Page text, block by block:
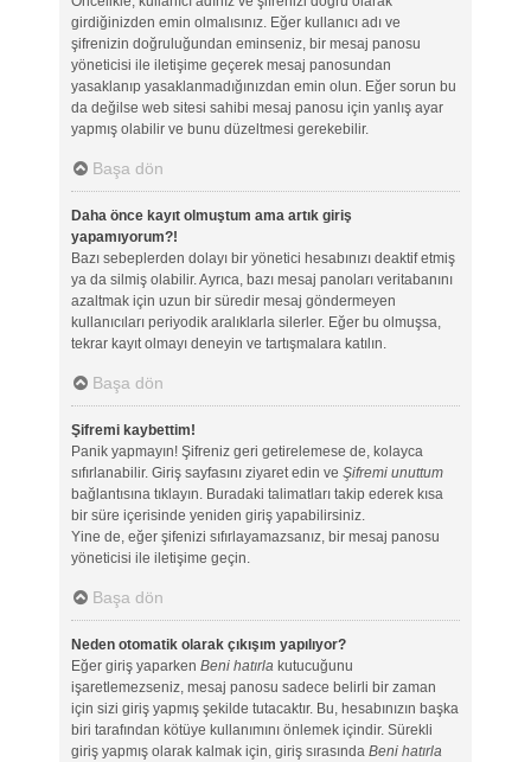
girdiğinizden emin olmalısınız. Eğer kullanıcı adı ve
şifrenizin doğruluğundan eminseniz, bir mesaj panosu
yöneticisi ile iletişime geçerek mesaj panosundan
yasaklanıp yasaklanmadığınızdan emin olun. Eğer sorun bu
da değilse web sitesi sahibi mesaj panosu için yanlış ayar
yapmış olabilir ve bunu düzeltmesi gerekebilir.
Başa dön
Daha önce kayıt olmuştum ama artık giriş
yapamıyorum?!
Bazı sebeplerden dolayı bir yönetici hesabınızı deaktif etmiş
ya da silmiş olabilir. Ayrıca, bazı mesaj panoları veritabanını
azaltmak için uzun bir süredir mesaj göndermeyen
kullanıcıları periyodik aralıklarla silerler. Eğer bu olmuşsa,
tekrar kayıt olmayı deneyin ve tartışmalara katılın.
Başa dön
Şifremi kaybettim!
Panik yapmayın! Şifreniz geri getirelemese de, kolayca
sıfırlanabilir. Giriş sayfasını ziyaret edin ve Şifremi unuttum
bağlantısına tıklayın. Buradaki talimatları takip ederek kısa
bir süre içerisinde yeniden giriş yapabilirsiniz.
Yine de, eğer şifenizi sıfırlayamazsanız, bir mesaj panosu
yöneticisi ile iletişime geçin.
Başa dön
Neden otomatik olarak çıkışım yapılıyor?
Eğer giriş yaparken Beni hatırlakutucuğunu
işaretlemezseniz, mesaj panosu sadece belirli bir zaman
için sizi giriş yapmış şekilde tutacaktır. Bu, hesabınızın başka
biri tarafından kötüye kullanımını önlemek içindir. Sürekli
giriş yapmış olarak kalmak için, giriş sırasında Beni hatırla